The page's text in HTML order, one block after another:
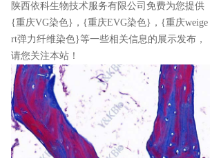
陕西依科生物技术服务有限公司免费为您提供
{重庆VG染色} ，{重庆EVG染色}，{重庆weige
rt弹力纤维染色}等一些相关信息的展示发布，
请您关注本站！